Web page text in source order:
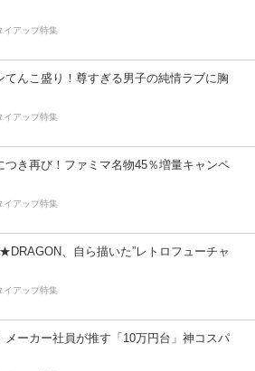
イアップ特集
てんこ盛り！尊すぎる男子の純情ラブに胸
イアップ特集
つき再び！ファミマ名物45％増量キャンペ
イアップ特集
、自ら描いた”レトロフューチャ
イアップ特集
メーカー社員が推す「10万円台」神コスパ